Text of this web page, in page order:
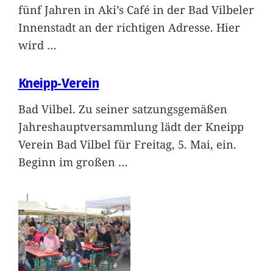
fünf Jahren in Aki’s Café in der Bad Vilbeler
Innenstadt an der richtigen Adresse. Hier
wird …
Kneipp-Verein
Bad Vilbel. Zu seiner satzungsgemäßen
Jahreshauptversammlung lädt der Kneipp
Verein Bad Vilbel für Freitag, 5. Mai, ein.
Beginn im großen …